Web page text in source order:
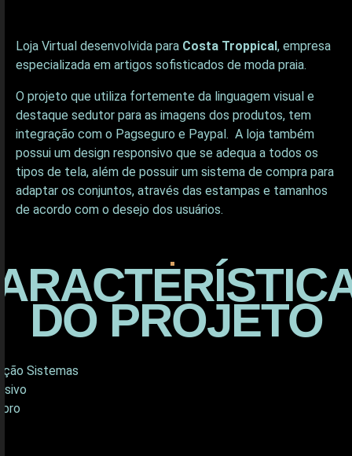
Loja Virtual desenvolvida para Costa Troppical, empresa
especializada em artigos sofisticados de moda praia.
O projeto que utiliza fortemente da linguagem visual e
destaque sedutor para as imagens dos produtos, tem
integração com o Pagseguro e Paypal. A loja também
possui um design responsivo que se adequa a todos os
tipos de tela, além de possuir um sistema de compra para
adaptar os conjuntos, através das estampas e tamanhos
de acordo com o desejo dos usuários.
DO PROJETO
Sistemas